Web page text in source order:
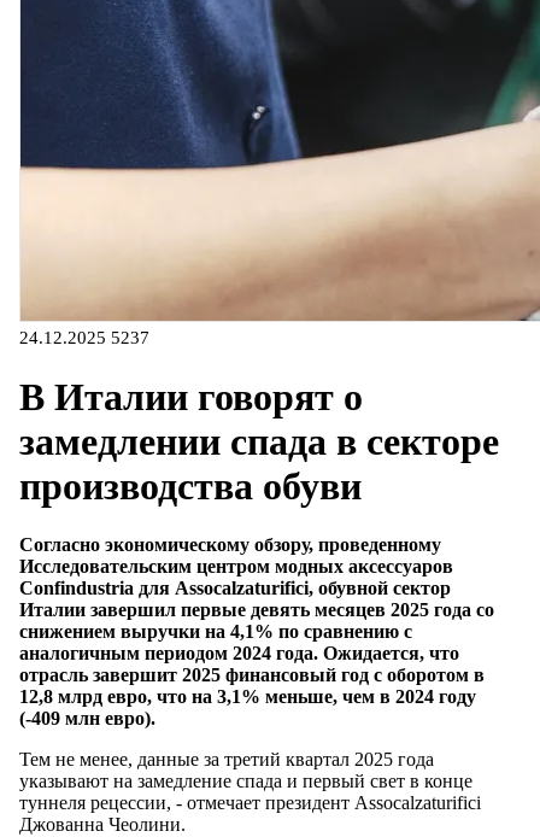
24.12.2025 5237
В Италии говорят о
замедлении спада в секторе
производства обуви
Согласно экономическому обзору, проведенному
Исследовательским центром модных аксессуаров
Confindustria для Assocalzaturifici, обувной сектор
Италии завершил первые девять месяцев 2025 года со
снижением выручки на 4,1% по сравнению с
аналогичным периодом 2024 года. Ожидается, что
отрасль завершит 2025 финансовый год с оборотом в
12,8 млрд евро, что на 3,1% меньше, чем в 2024 году
(-409 млн евро).
Тем не менее, данные за третий квартал 2025 года
указывают на замедление спада и первый свет в конце
туннеля рецессии, - отмечает президент Assocalzaturifici
Джованна Чеолини.